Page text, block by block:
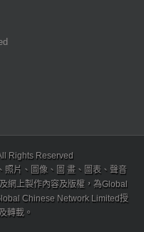
Rights Reserved
照片、圖像、圖 畫、圖表、聲音
網上製作內容及版權，為Global
Chinese Network Limited授
轉載。